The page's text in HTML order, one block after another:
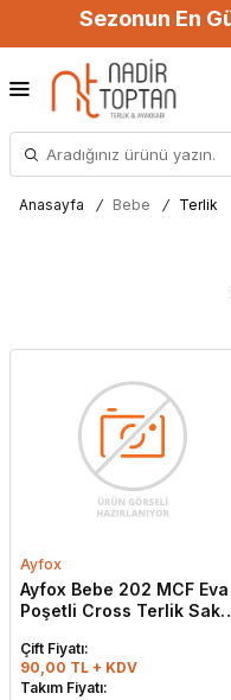
Sezonun En
Anasayfa / Bebe / Terlik
Ayfox
Ayfox Bebe 202 MCF Eva
Poşetli Cross Terlik Saks
Çift Fiyatı:
90,00 TL + KDV
Takım Fiyatı: